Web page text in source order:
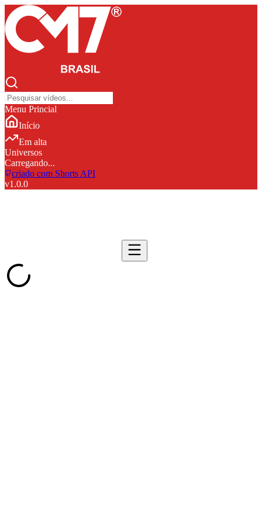
Menu Princial
Início
Em alta
Universos
Carregando...
criado com Shorts API
v1.0.0